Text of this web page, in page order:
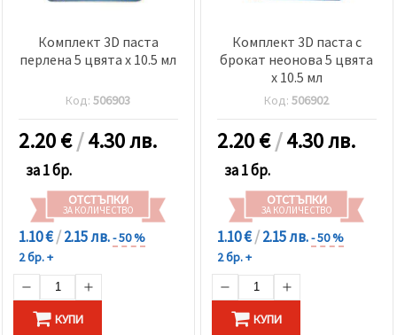
Комплект 3D паста
перленa 5 цвята x 10.5 мл
Код:506903
2.20€/4.30 лв.
за 1 бр.
ОТСТЪПКИ
ЗА КОЛИЧЕСТВО
1.10 €/2.15 лв.- 50 %
2 бр. +
КУПИ
Комплект 3D паста с
брокат неонова 5 цвята
x 10.5 мл
Код:506902
2.20€/4.30 лв.
за 1 бр.
ОТСТЪПКИ
ЗА КОЛИЧЕСТВО
1.10 €/2.15 лв.- 50 %
2 бр. +
КУПИ